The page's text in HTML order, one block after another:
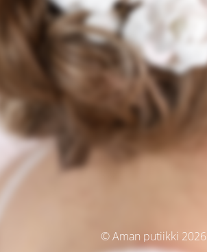
© Aman putiikki 2026